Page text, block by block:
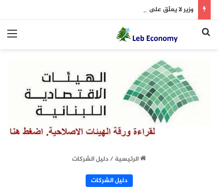
وزير لا يعلّق على “مشروع حيوي”
بحث عن
الرئيسية/دليل الشركات
دليل الشركات